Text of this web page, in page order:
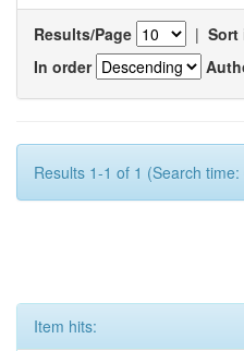
Results/Page | Sort
In order
Results 1-1 of 1 (Search
Item hits: